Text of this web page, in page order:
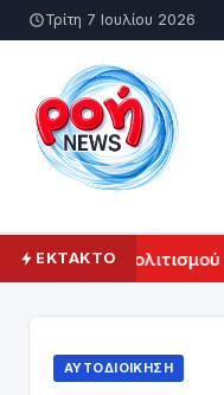
Τρίτη 7 Ιουλίου 2026
ΕΚΤΑΚΤΟ
Αρμενικού Πολιτισμού
ΑΥΤΟΔΙΟΊΚΗΣΗ